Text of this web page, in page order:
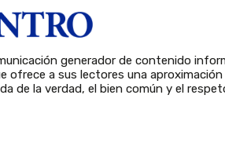
generador de contenido
ofrece a sus lectores una aproximación
de la verdad, el bien común y el